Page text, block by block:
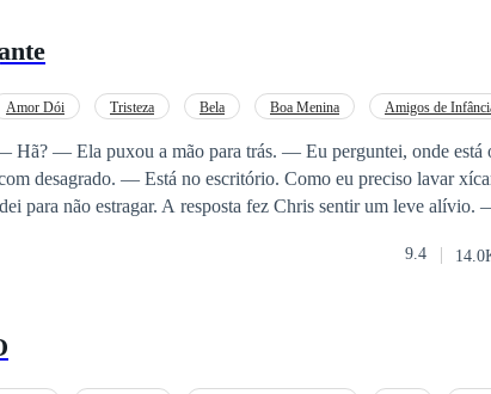
era o homem mais importante que a quem ela servia, mas
por aquele Homem poderoso e seus sentimentos foram
Amor Dói Tristeza Bela Boa Menina Amigos de
eu preciso lavar xícaras de café com
não estragar. A resposta fez Chris sentir um leve alívio. — Se você tirar esse
o. Agora. O olhar de Chris era firme, e suas
9.4